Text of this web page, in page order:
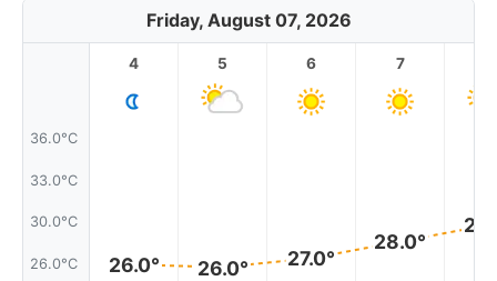
Friday, August 07, 2026
36.0°C
33.0°C
30.0°C
26.0°C
4
26.0°
5
26.0°
6
27.0°
7
28.0°